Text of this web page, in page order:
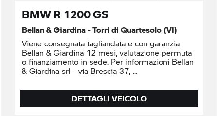
BMW R 1200 GS
Bellan & Giardina - Torri di Quartesolo (VI)
Viene consegnata tagliandata e con garanzia
Bellan & Giardina 12 mesi, valutazione permuta
o finanziamento in sede. Per informazioni Bellan
& Giardina srl - via Brescia 37,
DETTAGLI VEICOLO